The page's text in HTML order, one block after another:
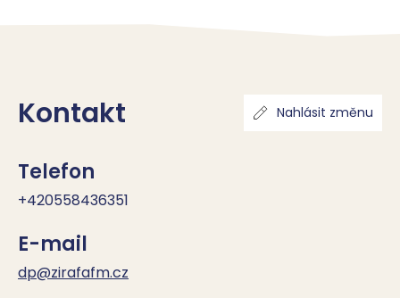
Kontakt Nahlásit změnu
Telefon
+420558436351
E-mail
dp@zirafafm.cz